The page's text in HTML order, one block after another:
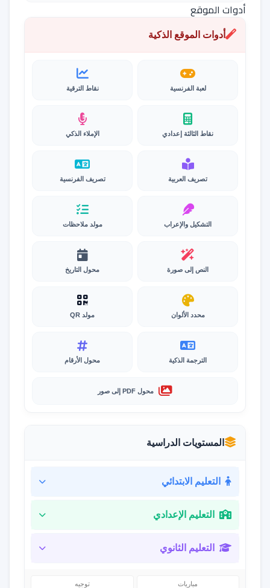
أدوات الموقع
أدوات الموقع الذكية
لعبة الفرنسية نقاط الترقية
نقاط الثالثة إعدادي الإملاء الذكي
تصريف العربية تصريف الفرنسية
التشكيل والإعراب مولد ملاحظات
النص إلى صورة محول التاريخ
محدد الألوان مولد QR
الترجمة الذكية محول الأرقام
محول PDF إلى صور
المستويات الدراسية
التعليم الابتدائي
التعليم الإعدادي
التعليم الثانوي
مباريات توجيه